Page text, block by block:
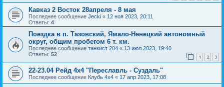
Кавказ 2 Восток 28апреля - 8 мая
Последнее сообщение Jecki « 12 ноя 2023, 20:11
Ответы: 4
Поездка в п. Тазовский, Ямало-Ненецкий автономный
округ, общим пробегом 6 т. км.
Последнее сообщение танкист 204 « 13 июл 2023, 19:40
Ответы: 52 1 2 3
22-23.04 Рейд 4х4 "Переславль - Суздаль"
Последнее сообщение Клубь 4х4 « 17 апр 2023, 17:08